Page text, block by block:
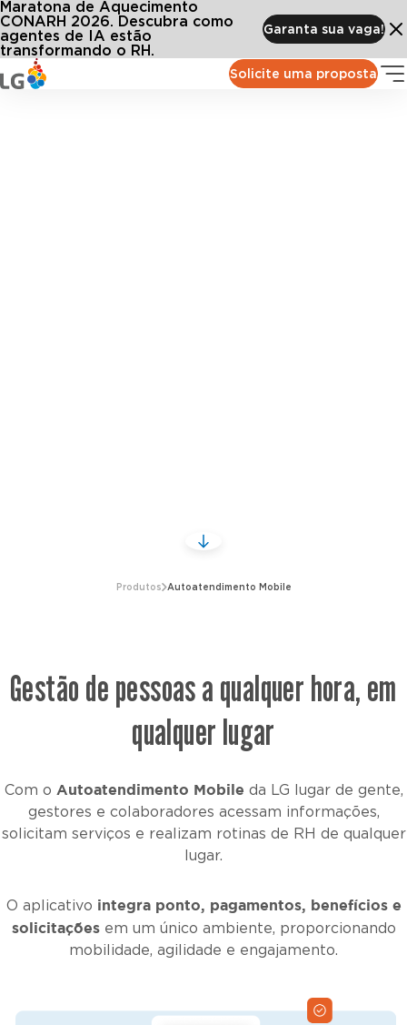
Solicite uma proposta
Maratona de Aquecimento
CONARH 2026. Descubra como
agentes de IA estão
transformando o RH.
Garanta sua vaga!
Produtos Autoatendimento Mobile
Gestão de pessoas a qualquer hora, em
qualquer lugar
Com o Autoatendimento Mobile da LG lugar de gente,
gestores e colaboradores acessam informações,
solicitam serviços e realizam rotinas de RH de qualquer
lugar.
O aplicativo integra ponto, pagamentos, benefícios e
solicitaçõesem um único ambiente, proporcionando
mobilidade, agilidade e engajamento.